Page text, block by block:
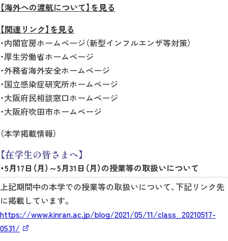
【海外への渡航について】を見る
【関連リンク】を見る
・内閣官房ホームページ（新型インフルエンザ等対策）
・厚生労働省ホームページ
・外務省海外安全ホームページ
・国立感染症研究所ホームページ
・大阪府民相談窓口ホームページ
・大阪府吹田市ホームページ
（本学掲載情報）
【在学生の皆さまへ】
・5月17日（月）～5月31日（月）の授業等の取扱いについて
上記期間中の本学での授業等の取扱いについて、下記リンク先
に掲載しています。
https://www.kinran.ac.jp/blog/2021/05/11/class_20210517-
0531/